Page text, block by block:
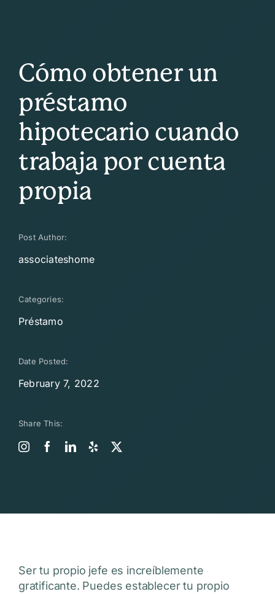
Cómo obtener un
préstamo
hipotecario cuando
trabaja por cuenta
propia
Post Author:
associateshome
Categories:
Préstamo
Date Posted:
February 7, 2022
Share This:
Ser tu propio jefe es increíblemente
gratificante. Puedes establecer tu propio